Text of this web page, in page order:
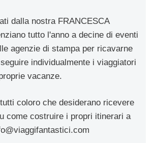
dalla nostra FRANCESCA
tutto l'anno a decine di eventi
agenzie di stampa per ricavarne
individualmente i viaggiatori
vacanze.
coloro che desiderano ricevere
come costruire i propri itinerari a